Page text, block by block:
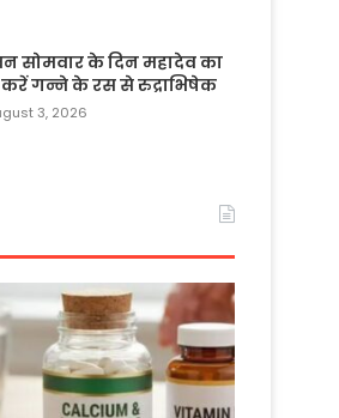
सोमवार के दिन महादेव का
गन्ने के रस से रुद्राभिषेक
3, 2026